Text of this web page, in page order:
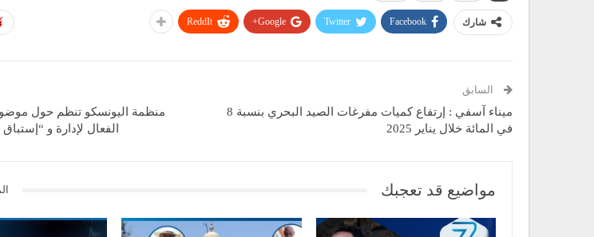
شارك Facebook
Twitter
Google+
ReddIt
السابق
ميناء آسفي : إرتفاع كميات مفرغات الصيد البحري بنسبة 8
في المائة خلال يناير 2025
منظمة اليونسكو تنظم حول موضوع
الفعال لإدارة و
مواضيع قد تعجبك